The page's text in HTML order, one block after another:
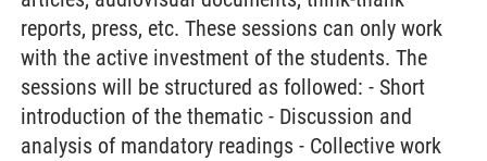
reports, press, etc. These sessions can only work
with the active investment of the students. The
sessions will be structured as followed: - Short
introduction of the thematic - Discussion and
analysis of mandatory readings - Collective work